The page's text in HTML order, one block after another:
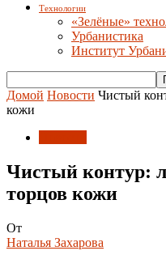
Технологии
«Зелёные»
Урбанистика
Институт
Домой Новости Чистый
кожи
Чистый контур:
торцов кожи
От
Наталья Захарова